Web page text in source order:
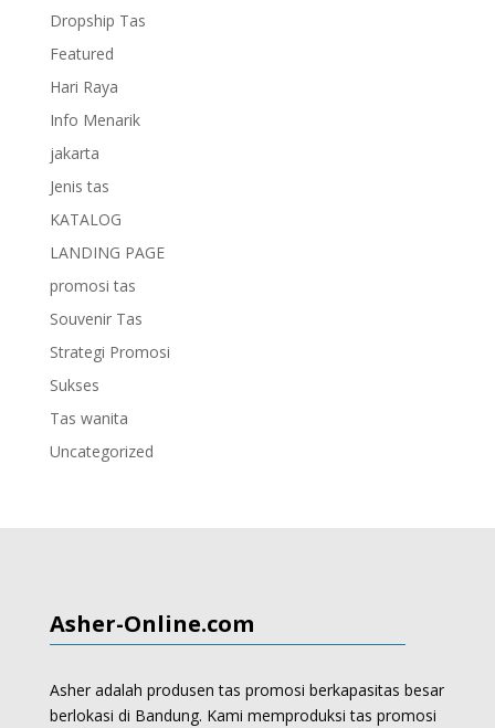
Dropship Tas
Featured
Hari Raya
Info Menarik
jakarta
Jenis tas
KATALOG
LANDING PAGE
promosi tas
Souvenir Tas
Strategi Promosi
Sukses
Tas wanita
Uncategorized
Asher-Online.com
Asher adalah produsen tas promosi berkapasitas besar
berlokasi di Bandung. Kami memproduksitas promosi